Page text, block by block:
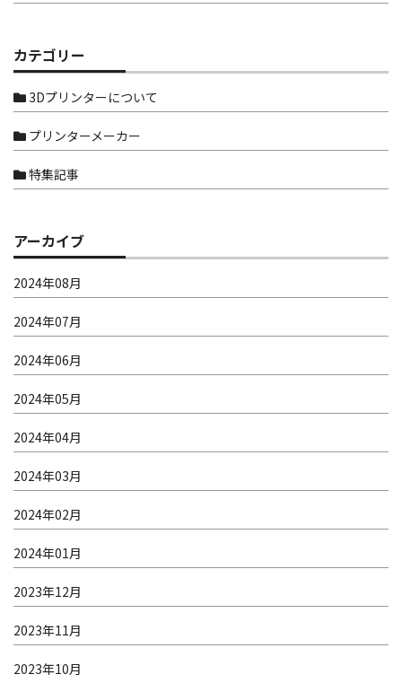
カテゴリー
3Dプリンターについて
プリンターメーカー
特集記事
アーカイブ
2024年08月
2024年07月
2024年06月
2024年05月
2024年04月
2024年03月
2024年02月
2024年01月
2023年12月
2023年11月
2023年10月